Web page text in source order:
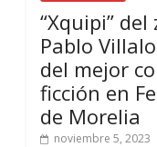
“Xquipi”
Pablo
del mejor
ficción en
de Morelia
noviembre 5, 2023